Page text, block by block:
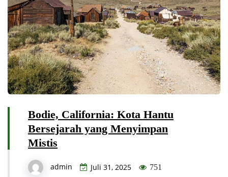
Bodie, California: Kota Hantu
Bersejarah yang Menyimpan
Mistis
admin Juli 31, 2025 751